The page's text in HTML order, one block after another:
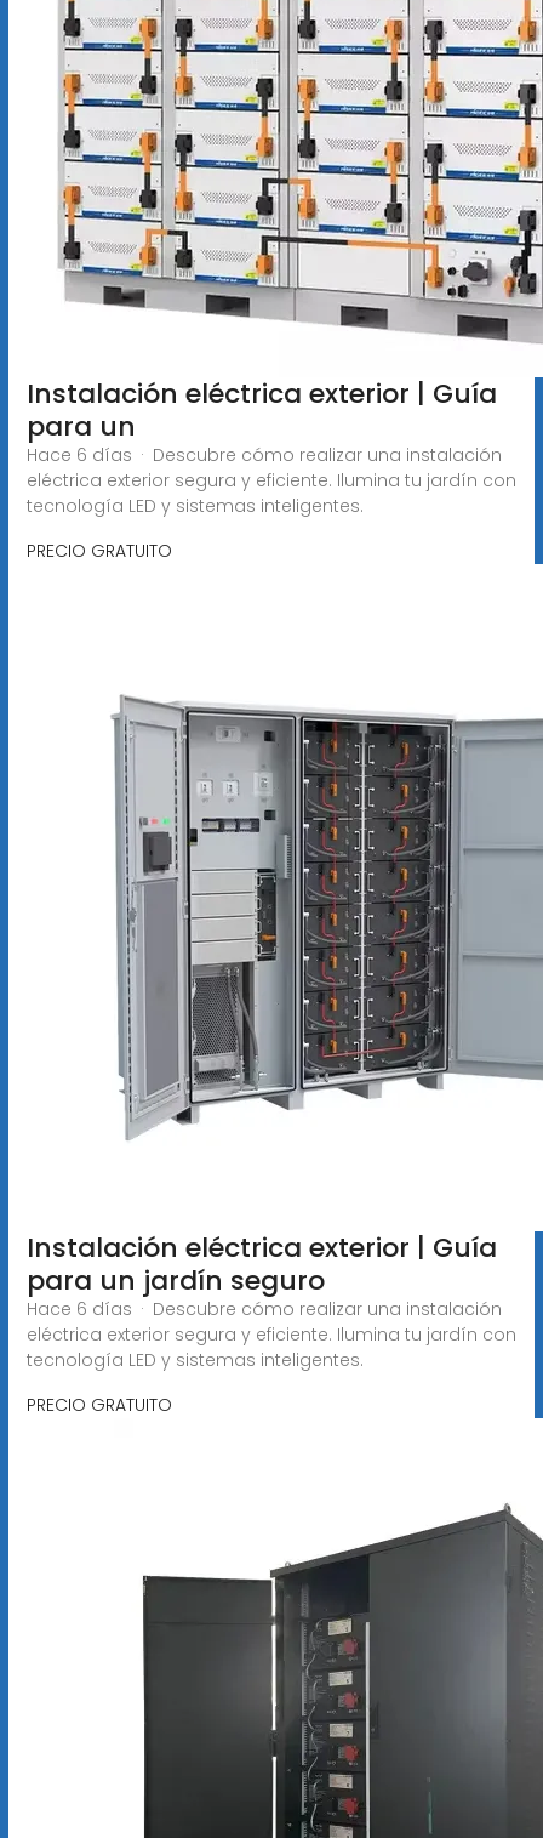
Instalación eléctrica exterior | Guía
para un
Hace 6 días · Descubre cómo realizar una instalación
eléctrica exterior segura y eficiente. Ilumina tu jardín con
tecnología LED y sistemas inteligentes.
PRECIO GRATUITO
Instalación eléctrica exterior | Guía
para un jardín seguro
Hace 6 días · Descubre cómo realizar una instalación
eléctrica exterior segura y eficiente. Ilumina tu jardín con
tecnología LED y sistemas inteligentes.
PRECIO GRATUITO